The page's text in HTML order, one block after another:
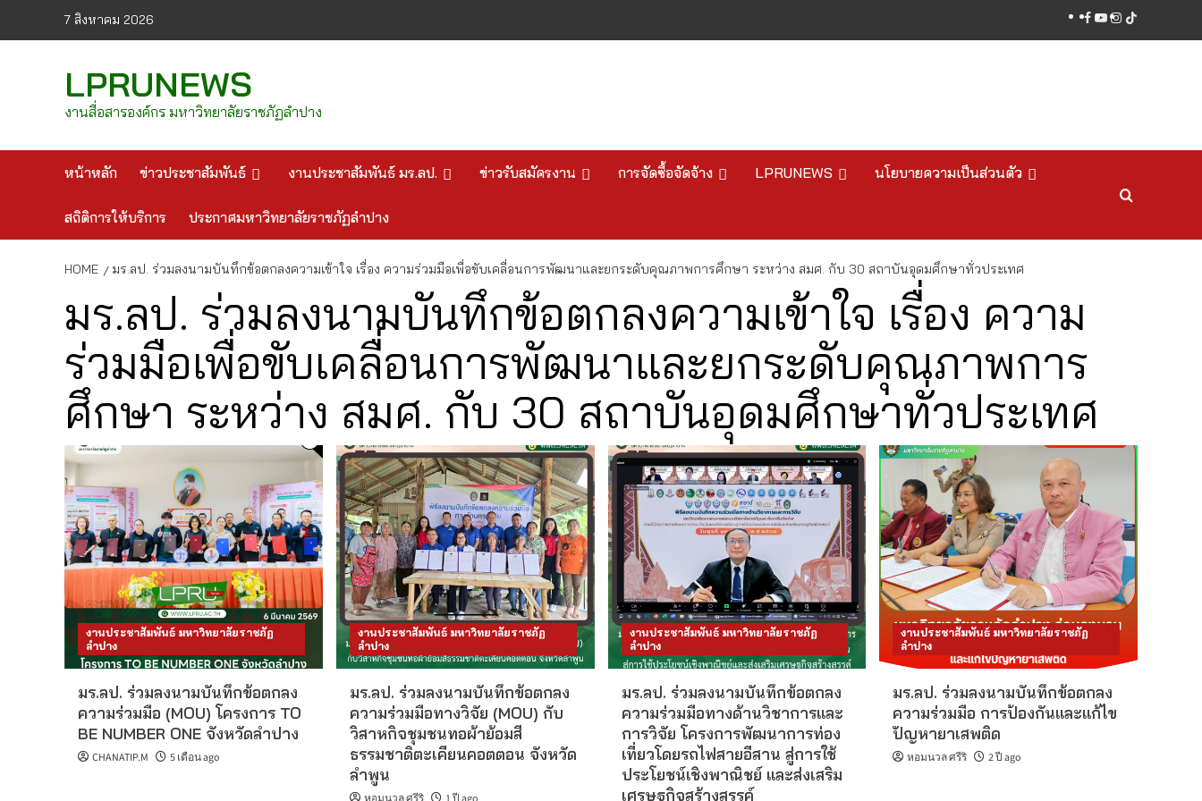
7 สิงหาคม 2026 facebook
youtube
instagram
tiktok
LPRUNEWS
งานสื่อสารองค์กร มหาวิทยาลัยราชภัฏลำปาง
หน้าหลัก ข่าวประชาสัมพันธ์ งานประชาสัมพันธ์ มร.ลป. ข่าวรับสมัครงาน การจัดซื้อจัดจ้าง LPRUNEWS นโยบายความเป็นส่วนตัว
สถิติการให้บริการ ประกาศมหาวิทยาลัยราชภัฏลำปาง
HOME มร.ลป. ร่วมลงนามบันทึกข้อตกลงความเข้าใจ เรื่อง ความร่วมมือเพื่อขับเคลื่อนการพัฒนาและยกระดับคุณภาพการศึกษา ระหว่าง สมศ. กับ 30 สถาบันอุดมศึกษาทั่วประเทศ
มร.ลป. ร่วมลงนามบันทึกข้อตกลงความเข้าใจ เรื่อง ความ
ร่วมมือเพื่อขับเคลื่อนการพัฒนาและยกระดับคุณภาพการ
ศึกษา ระหว่าง สมศ. กับ 30 สถาบันอุดมศึกษาทั่วประเทศ
งานประชาสัมพันธ์ มหาวิทยาลัยราชภัฏ
ลำปาง
มร.ลป. ร่วมลงนามบันทึกข้อตกลง
ความร่วมมือ (MOU) โครงการ TO
BE NUMBER ONE จังหวัดลำปาง
CHANATIP.M 5 เดือน ago
งานประชาสัมพันธ์ มหาวิทยาลัยราชภัฏ
ลำปาง
มร.ลป. ร่วมลงนามบันทึกข้อตกลง
ความร่วมมือทางวิจัย (MOU) กับ
วิสาหกิจชุมชนทอผ้าย้อมสี
ธรรมชาติตะเคียนคอตตอน จังหวัด
ลำพูน
งานประชาสัมพันธ์ มหาวิทยาลัยราชภัฏ
ลำปาง
มร.ลป. ร่วมลงนามบันทึกข้อตกลง
ความร่วมมือทางด้านวิชาการและ
การวิจัย โครงการพัฒนาการท่อง
เที่ยวโดยรถไฟสายอีสาน สู่การใช้
ประโยชน์เชิงพาณิชย์ และส่งเสริม
เศรษฐกิจสร้างสรรค์
งานประชาสัมพันธ์ มหาวิทยาลัยราชภัฏ
ลำปาง
มร.ลป. ร่วมลงนามบันทึกข้อตกลง
ความร่วมมือ การป้องกันและแก้ไข
ปัญหายาเสพติด
หอมนวล ศรีริ 2 ปี ago